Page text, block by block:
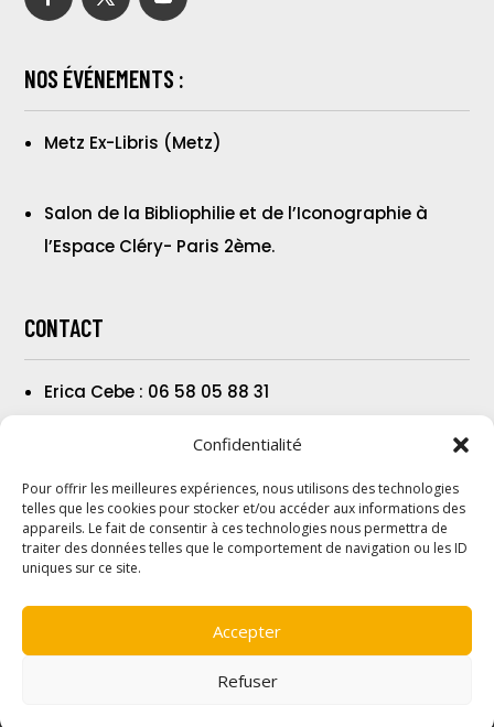
Confidentialité
Pour offrir les meilleures expériences, nous utilisons des technologies
telles que les cookies pour stocker et/ou accéder aux informations des
appareils. Le fait de consentir à ces technologies nous permettra de
traiter des données telles que le comportement de navigation ou les ID
uniques sur ce site.
Accepter
Refuser
NOS ÉVÉNEMENTS :
Metz Ex-Libris (Metz)
Salon de la Bibliophilie et de l’Iconographie à
l’Espace Cléry- Paris 2ème.
CONTACT
Erica Cebe : 06 58 05 88 31
5 rue des Jardins
57000 Metz
Copyright © 2026 – Livres et Collections